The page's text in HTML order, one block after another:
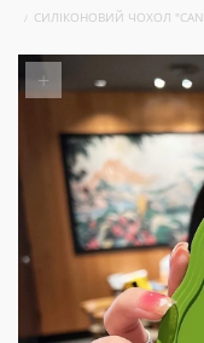
СИЛІКОНОВИЙ ЧОХОЛ
+